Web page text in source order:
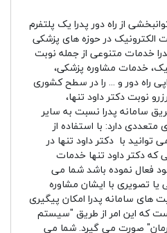
از راه دور پدرا یک پلتفرم
الکترونیک در حوزه های پزشکی
خدمات متنوعی از جمله نوبت
خدمات مشاوره پزشکی،
راه دور و ... را در سطح کشوری
نوبت دکتر داود تنها،
سامانه پدرا نسبت به سایر
دارد: با استفاده از
توانید با دکتر داود تنها در
که دکتر داود تنها خدمات
فعال نموده باشد شما می
تصویری با ایشان مشاوره
های سامانه پدرا امکان پیگیری
که این امر از طریق "سیستم
صورت می گیرد. شما می